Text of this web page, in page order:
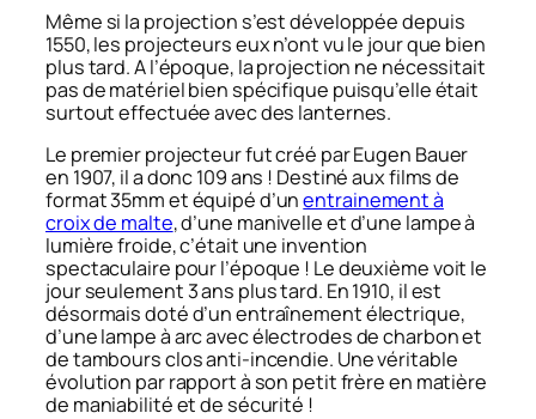
Même si la projection s’est développée depuis
1550, les projecteurs eux n’ont vu le jour que bien
plus tard. A l’époque, la projection ne nécessitait
pas de matériel bien spécifique puisqu’elle était
surtout effectuée avec des lanternes.
Le premier projecteur fut créé par Eugen Bauer
en 1907, il a donc 109 ans ! Destiné aux films de
format 35mm et équipé d’unentrainement à
croix de malte, d’une manivelle et d’une lampe à
lumière froide, c’était une invention
spectaculaire pour l’époque ! Le deuxième voit le
jour seulement 3 ans plus tard. En 1910, il est
désormais doté d’un entraînement électrique,
d’une lampe à arc avec électrodes de charbon et
de tambours clos anti-incendie. Une véritable
évolution par rapport à son petit frère en matière
de maniabilité et de sécurité !